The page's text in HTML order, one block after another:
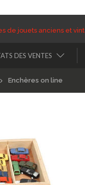
DES VENTES
Enchères on line